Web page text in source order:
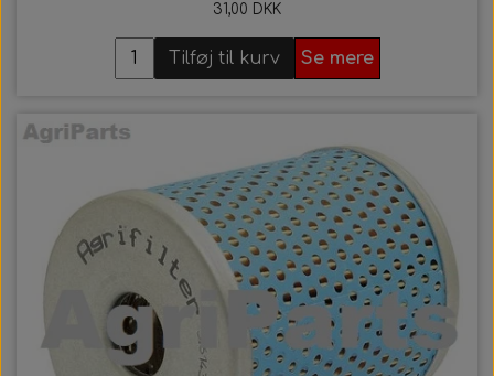
31,00 DKK
Tilføj til kurv Se mere